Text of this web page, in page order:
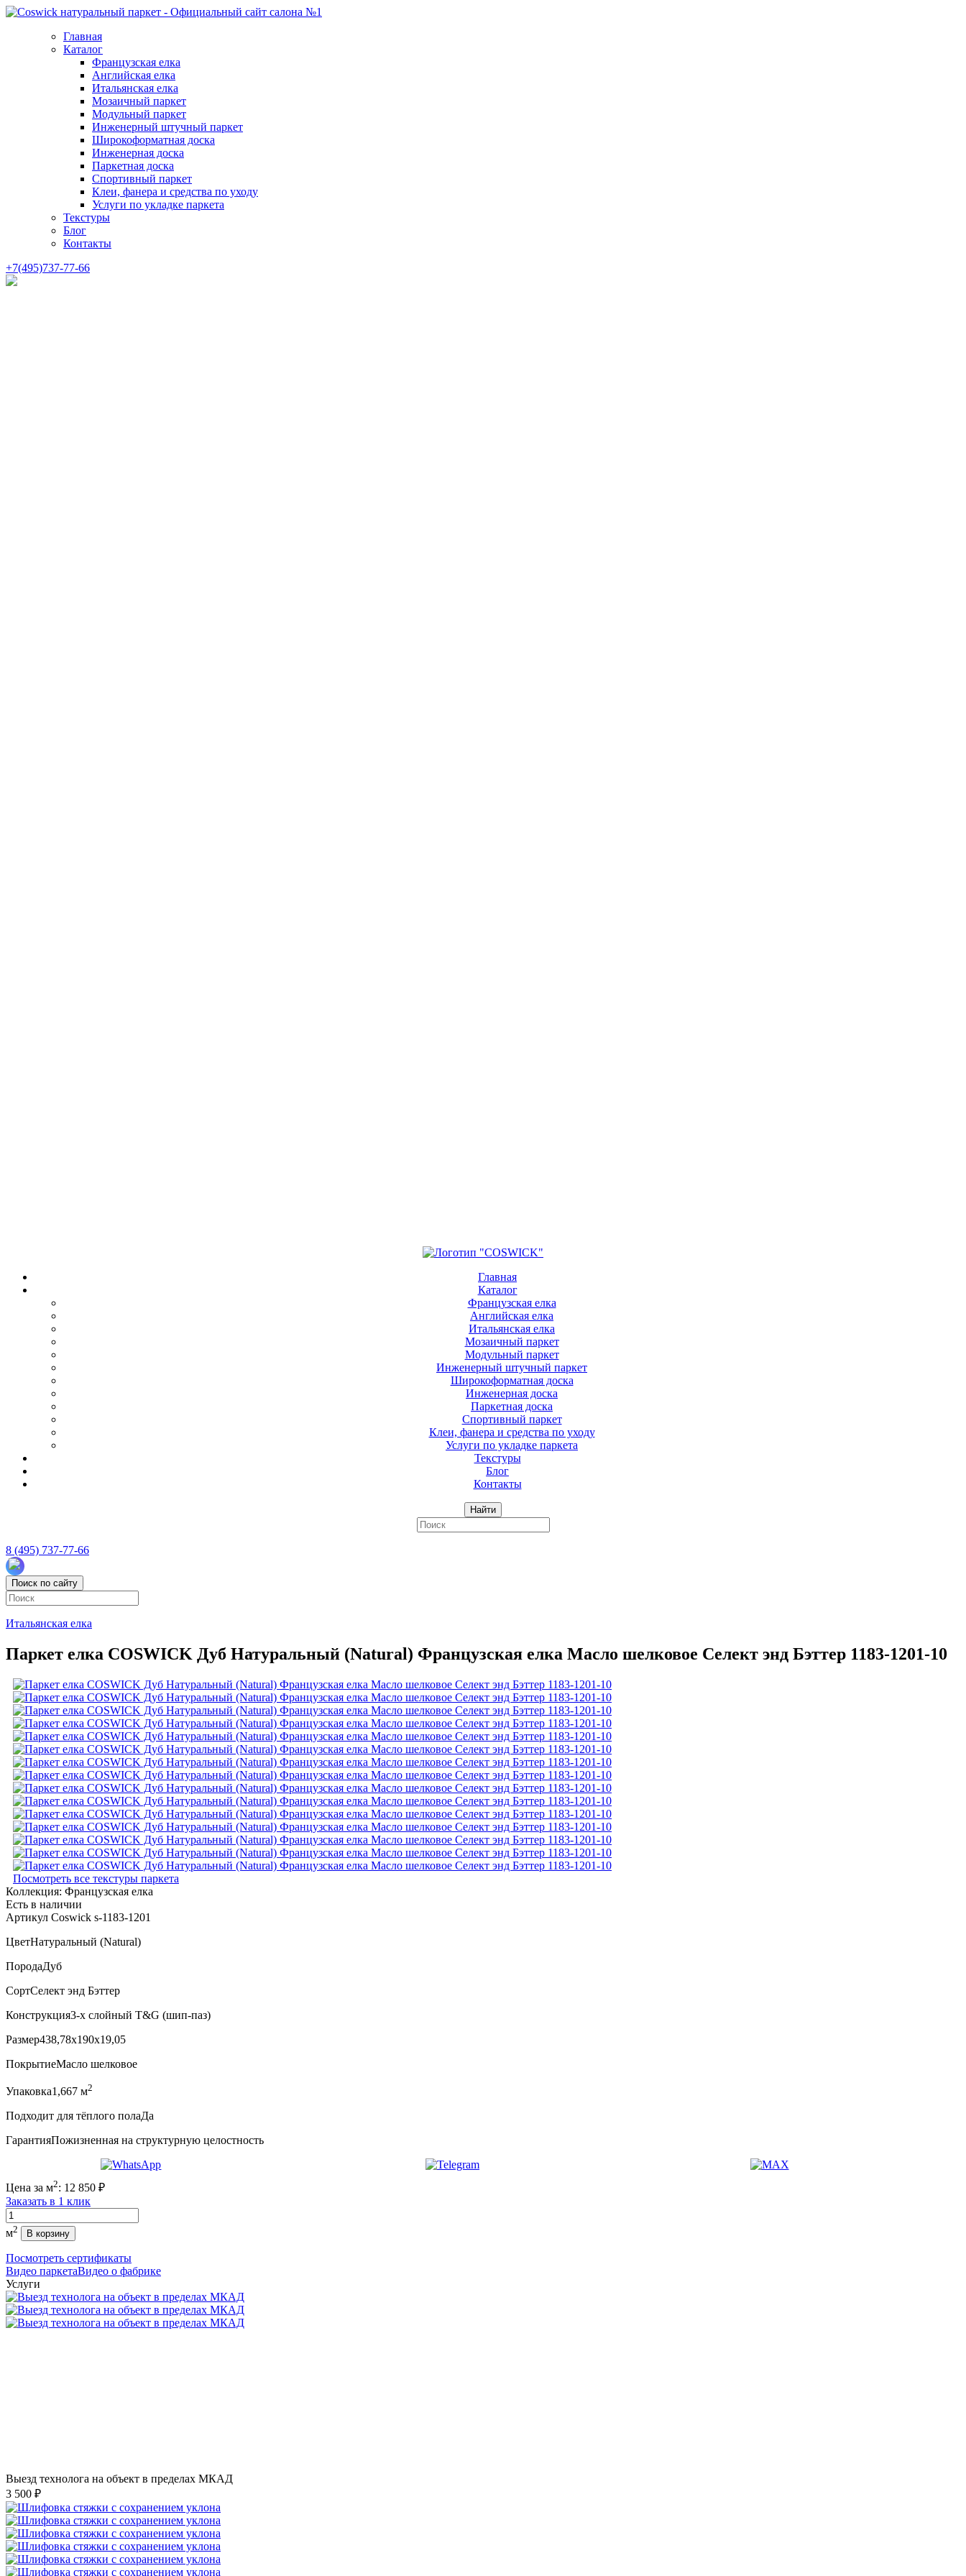
Главная
Каталог
Французская елка
Английская елка
Итальянская елка
Мозаичный паркет
Модульный паркет
Инженерный штучный паркет
Широкоформатная доска
Инженерная доска
Паркетная доска
Спортивный паркет
Клеи, фанера и средства по уходу
Услуги по укладке паркета
Текстуры
Блог
Контакты
+7(495)737-77-66
Главная
Каталог
Французская елка
Английская елка
Итальянская елка
Мозаичный паркет
Модульный паркет
Инженерный штучный паркет
Широкоформатная доска
Инженерная доска
Паркетная доска
Спортивный паркет
Клеи, фанера и средства по уходу
Услуги по укладке паркета
Текстуры
Блог
Контакты
Найти
8 (495) 737-77-66
Поиск по сайту
Итальянская елка
Паркет елка COSWICK Дуб Натуральный (Natural) Французская елка Масло шелковое Селект энд Бэттер 1183-1201-10
Посмотреть все текстуры паркета
Коллекция: Французская елка
Есть в наличии
Артикул Coswick s-1183-1201
ЦветНатуральный (Natural)
ПородаДуб
СортСелект энд Бэттер
Конструкция3-х слойный T&G (шип-паз)
Размер438,78x190x19,05
ПокрытиеМасло шелковое
Упаковка1,667 м2
Подходит для тёплого полаДа
ГарантияПожизненная на структурную целостность
Цена за м2: 12 850 ₽
Заказать в 1 клик
Количество
м2 В корзину
Посмотреть сертификаты
Видео паркетаВидео о фабрике
Услуги
Выезд технолога на объект в пределах МКАД
3 500 ₽